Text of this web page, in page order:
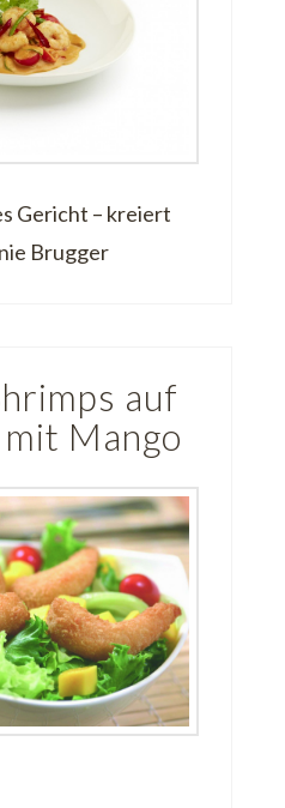
Gericht – kreiert
Brugger
auf
Mango